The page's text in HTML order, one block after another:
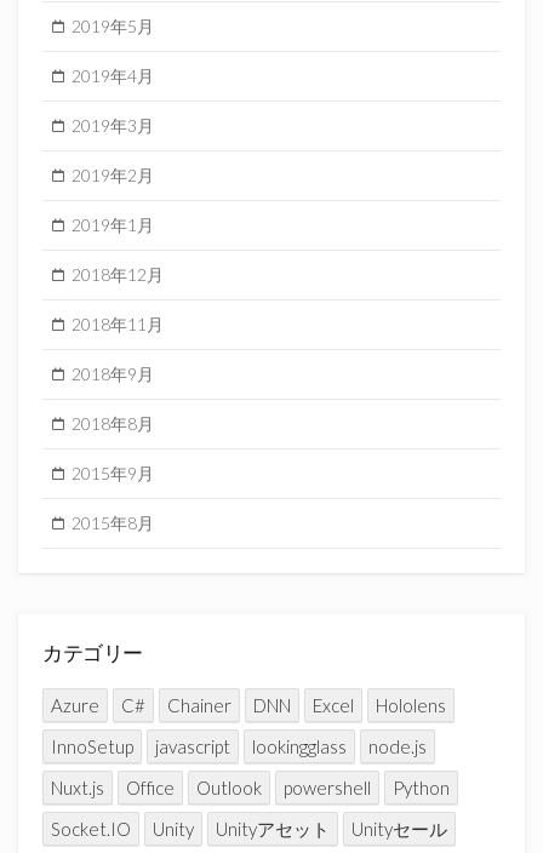
2019年5月
2019年4月
2019年3月
2019年2月
2019年1月
2018年12月
2018年11月
2018年9月
2018年8月
2015年9月
2015年8月
カテゴリー
Azure C# Chainer DNN Excel
Hololens
InnoSetup
javascript lookingglass
node.js
Nuxt.js
Office Outlook powershell
Python
Socket.IO
Unity Unityアセット Unityセール